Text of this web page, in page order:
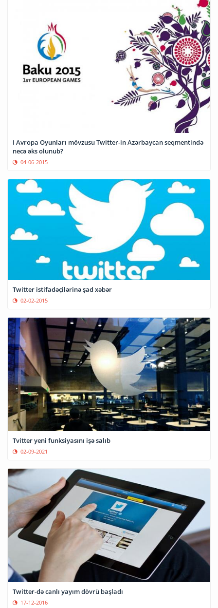
I Avropa Oyunları mövzusu Twitter-in Azərbaycan seqmentində
necə əks olunub?
04-06-2015
Twitter istifadəçilərinə şad xəbər
02-02-2015
Tvitter yeni funksiyasını işə salıb
02-09-2021
Twitter-də canlı yayım dövrü başladı
17-12-2016